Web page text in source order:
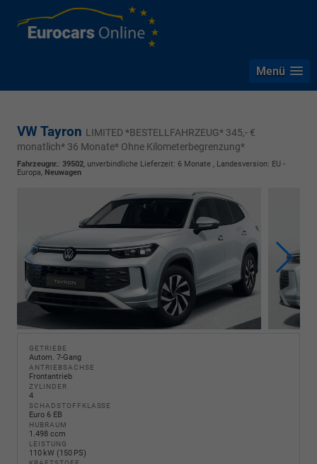
Menü
VW Tayron LIMITED *BESTELLFAHRZEUG* 345,- €
monatlich* 36 Monate* Ohne Kilometerbegrenzung*
Fahrzeugnr.: 39502, unverbindliche Lieferzeit: 6 Monate , Landesversion: EU -
Europa, Neuwagen
GETRIEBE
Autom. 7-Gang
ANTRIEBSACHSE
Frontantrieb
ZYLINDER
4
SCHADSTOFFKLASSE
Euro 6 EB
HUBRAUM
1.498 ccm
LEISTUNG
110 kW (150 PS)